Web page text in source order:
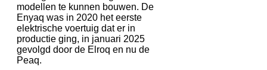
modellen te kunnen bouwen. De
Enyaq was in 2020 het eerste
elektrische voertuig dat er in
productie ging, in januari 2025
gevolgd door de Elroq en nu de
Peaq.